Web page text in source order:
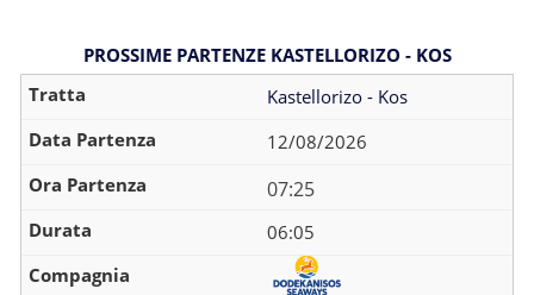
PROSSIME PARTENZE KASTELLORIZO - KOS
Kastellorizo - Kos
12/08/2026
07:25
06:05